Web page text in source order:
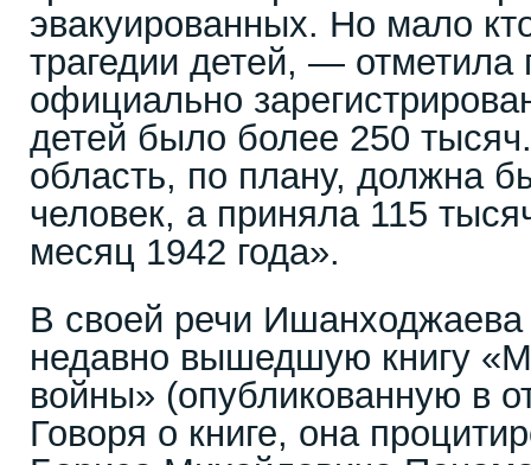
эвакуированных. Но мало
трагедии детей, —
официально
детей было более 250
область, по плану, должна
человек, а приняла 115
месяц 1942 года».
В своей речи Ишанходжаева
недавно вышедшую книгу
войны» (опубликованную в
Говоря о книге, она